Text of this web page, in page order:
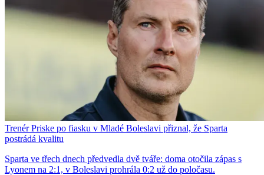
Trenér Priske po fiasku v Mladé Boleslavi přiznal, že Sparta
postrádá kvalitu
Sparta ve třech dnech předvedla dvě tváře: doma otočila zápas s
Lyonem na 2:1, v Boleslavi prohrála 0:2 už do poločasu.